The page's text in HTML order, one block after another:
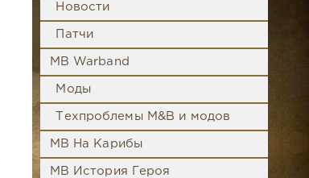
Новости
Патчи
MB Warband
Моды
Техпроблемы M&B и модов
MB На Карибы
MB История Героя